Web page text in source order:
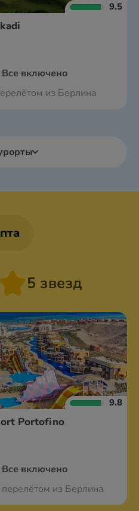
9.5
Все включено
из Берлина
5 звезд
9.8
Portofino
Все включено
из Берлина